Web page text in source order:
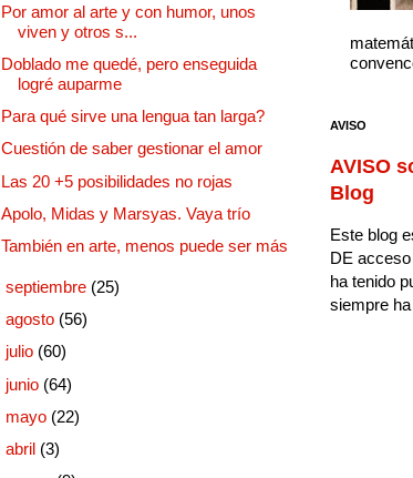
Por amor al arte y con humor, unos
viven y otros s...
Doblado me quedé, pero enseguida
logré auparme
Para qué sirve una lengua tan larga?
Cuestión de saber gestionar el amor
Las 20 +5 posibilidades no rojas
Apolo, Midas y Marsyas. Vaya trío
También en arte, menos puede ser más
septiembre (25)
agosto (56)
julio (60)
junio (64)
mayo (22)
abril (3)
AVISO
AVISO
Blog
Este blog
DE
ha tenido
siempre ha